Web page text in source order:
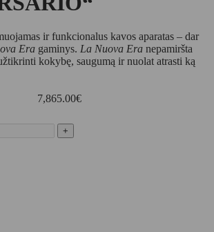
ir funkcionalus kavos aparatas – dar
Era gaminys. La Nuova Era nepamiršta
kokybę, saugumą ir nuolat atrasti ką
7,865.00€
+